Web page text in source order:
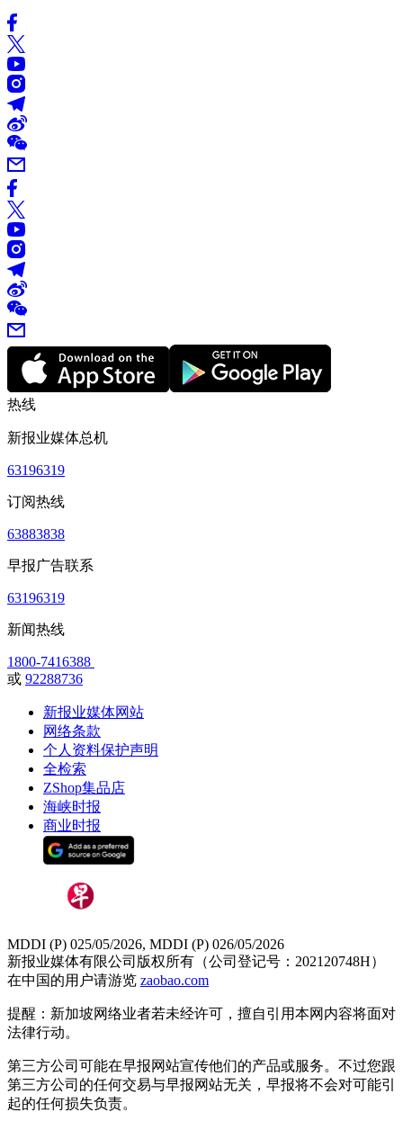
热线
新报业媒体总机
63196319
订阅热线
63883838
早报广告联系
63196319
新闻热线
1800-7416388
或 92288736
新报业媒体网站
网络条款
个人资料保护声明
全检索
ZShop集品店
海峡时报
商业时报
MDDI (P) 025/05/2026, MDDI (P) 026/05/2026
新报业媒体有限公司版权所有（公司登记号：202120748H）
在中国的用户请游览 zaobao.com
提醒：新加坡网络业者若未经许可，擅自引用本网内容将面对
法律行动。
第三方公司可能在早报网站宣传他们的产品或服务。不过您跟
第三方公司的任何交易与早报网站无关，早报将不会对可能引
起的任何损失负责。